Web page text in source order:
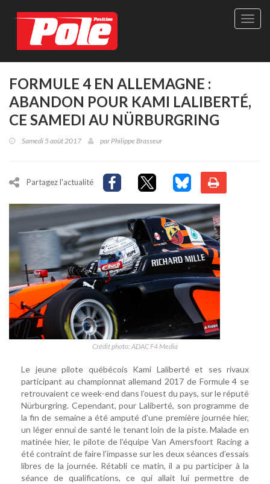
Site
Le
FORMULE 4 EN ALLEMAGNE :
ABANDON POUR KAMI LALIBERTÉ,
CE SAMEDI AU NÜRBURGRING
Samedi 5 août 2017 parPhilippe Brasseur
Partagez l'actualité
Crédit photo: ADAC F4 Media
Le jeune pilote québécois Kami Laliberté et ses rivaux
participant au championnat allemand 2017 de Formule 4 se
retrouvaient ce week-end dans l’ouest du pays, sur le réputé
Nürburgring. Cependant, pour Laliberté, son programme de
la fin de semaine a été amputé d’une première journée hier,
un léger ennui de santé le tenant loin de la piste. Malade en
matinée hier, le pilote de l’équipe Van Amersfoort Racing a
été contraint de faire l’impasse sur les deux séances d’essais
libres de la journée. Rétabli ce matin, il a pu participer à la
séance de qualifications, ce qui allait lui permettre de